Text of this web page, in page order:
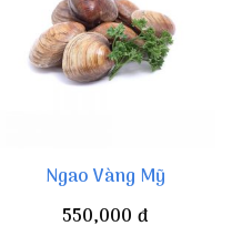
Ngao Vàng Mỹ
550,000 đ